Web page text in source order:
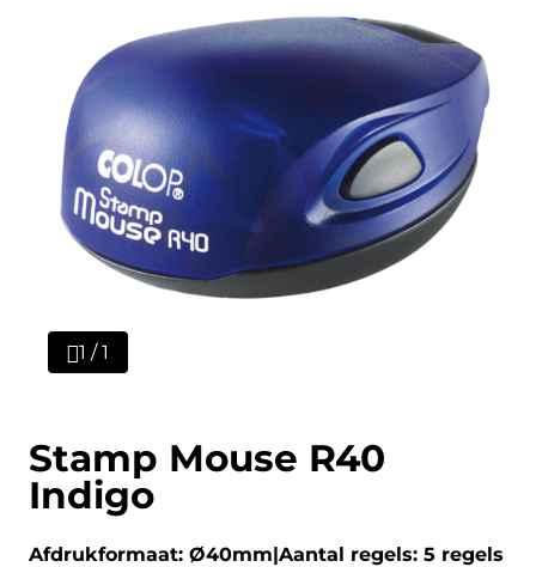
1 / 1
Stamp Mouse R40
Indigo
Afdrukformaat: Ø40mm Aantal regels: 5 regels